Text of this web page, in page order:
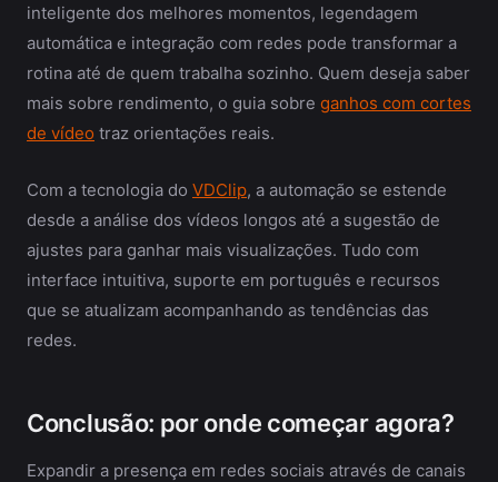
inteligente dos melhores momentos, legendagem
automática e integração com redes pode transformar a
rotina até de quem trabalha sozinho. Quem deseja saber
mais sobre rendimento, o guia sobre ganhos com cortes
de vídeo traz orientações reais.
Com a tecnologia do VDClip, a automação se estende
desde a análise dos vídeos longos até a sugestão de
ajustes para ganhar mais visualizações. Tudo com
interface intuitiva, suporte em português e recursos
que se atualizam acompanhando as tendências das
redes.
Conclusão: por onde começar agora?
Expandir a presença em redes sociais através de canais